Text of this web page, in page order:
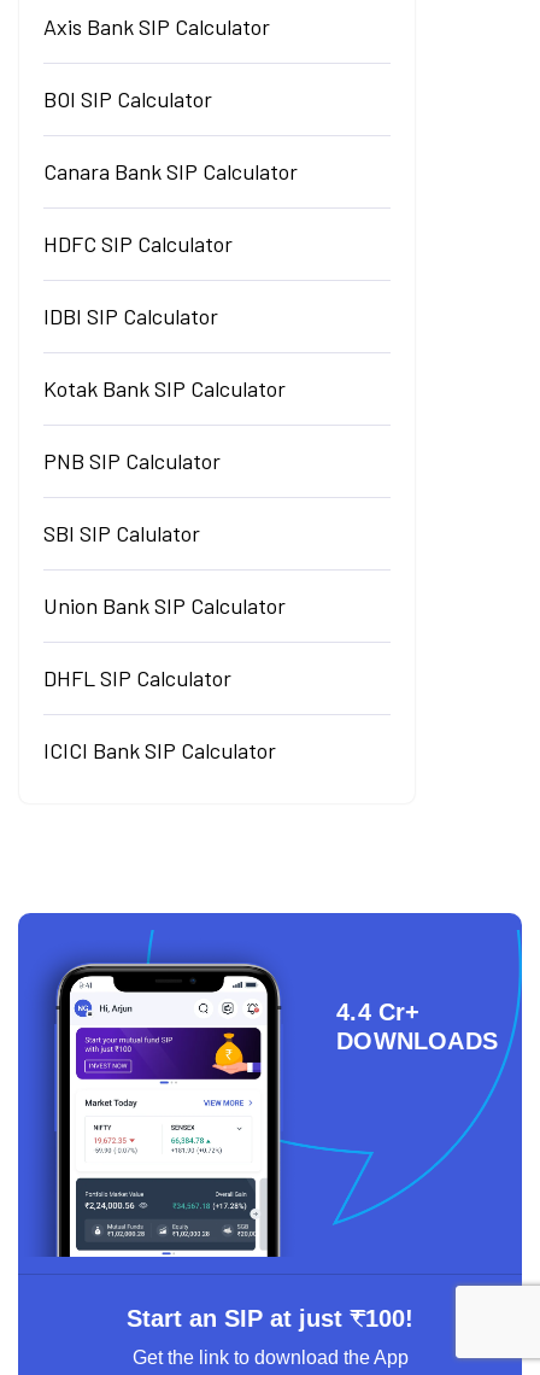
Axis Bank SIP Calculator
BOI SIP Calculator
Canara Bank SIP Calculator
HDFC SIP Calculator
IDBI SIP Calculator
Kotak Bank SIP Calculator
PNB SIP Calculator
SBI SIP Calulator
Union Bank SIP Calculator
DHFL SIP Calculator
ICICI Bank SIP Calculator
4.4 Cr+
DOWNLOADS
Start an SIP at just ₹100!
Get the link to download the App